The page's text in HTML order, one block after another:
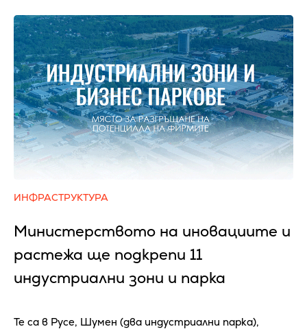
ИНФРАСТРУКТУРА
Министерството на иновациите и
растежа ще подкрепи 11
индустриални зони и парка
Те са в Русе, Шумен (два индустриални парка),